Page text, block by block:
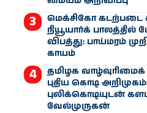
மெக்சிகோ கடற்படை
நியூயார்க் பாலத்தில்
விபத்து: பாய்மரம்
காயம்
தமிழக
புதிய கொடி
புலிக்கொடியுடன்
வேல்முருகன்